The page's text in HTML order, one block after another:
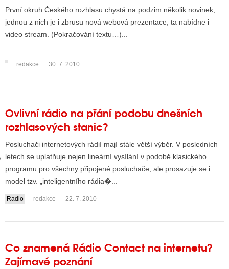
BLOGERA
DISKUTÉRA NA RADIOTV
STARŠÍCH DISKUZÍ
První okruh Českého rozhlasu chystá na podzim několik novinek,
jednou z nich je i zbrusu nová webová prezentace, ta nabídne i
video stream. (Pokračování textu…)...
redakce 30. 7. 2010
Ovlivní rádio na přání podobu dnešních
rozhlasových stanic?
Posluchači internetových rádií mají stále větší výběr. V posledních
letech se uplatňuje nejen lineární vysílání v podobě klasického
programu pro všechny připojené posluchače, ale prosazuje se i
model tzv. „inteligentního rádia�...
Radio redakce 22. 7. 2010
Co znamená Rádio Contact na internetu?
Zajímavé poznání